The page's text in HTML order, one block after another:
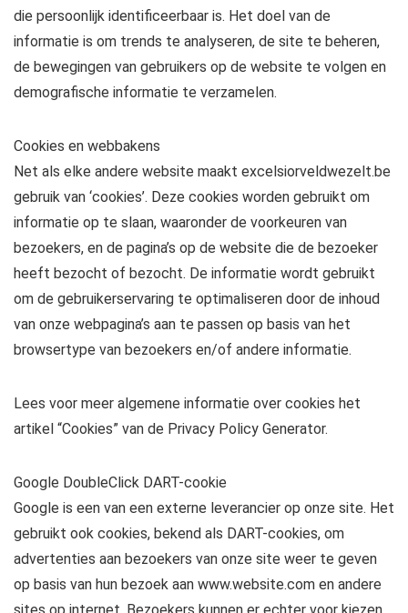
die persoonlijk identificeerbaar is. Het doel van de
informatie is om trends te analyseren, de site te beheren,
de bewegingen van gebruikers op de website te volgen en
demografische informatie te verzamelen.
Cookies en webbakens
Net als elke andere website maakt excelsiorveldwezelt.be
gebruik van ‘cookies’. Deze cookies worden gebruikt om
informatie op te slaan, waaronder de voorkeuren van
bezoekers, en de pagina’s op de website die de bezoeker
heeft bezocht of bezocht. De informatie wordt gebruikt
om de gebruikerservaring te optimaliseren door de inhoud
van onze webpagina’s aan te passen op basis van het
browsertype van bezoekers en/of andere informatie.
Lees voor meer algemene informatie over cookies het
artikel “Cookies” van de Privacy Policy Generator.
Google DoubleClick DART-cookie
Google is een van een externe leverancier op onze site. Het
gebruikt ook cookies, bekend als DART-cookies, om
advertenties aan bezoekers van onze site weer te geven
op basis van hun bezoek aan www.website.com en andere